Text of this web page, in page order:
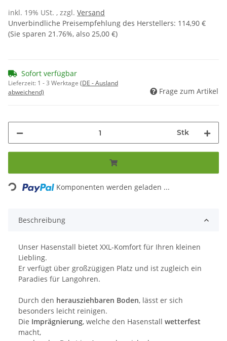
inkl. 19% USt. , zzgl. Versand
Unverbindliche Preisempfehlung des Herstellers: 114,90 €
(Sie sparen 21.76%, also 25,00 €)
Sofort verfügbar
Lieferzeit: 1 - 3 Werktage (DE - Ausland
abweichend)
Frage zum Artikel
Stk
Loading... Komponenten werden geladen ...
Beschreibung
Unser Hasenstall bietet XXL-Komfort für Ihren kleinen
Liebling.
Er verfügt über großzügigen Platz und ist zugleich ein
Paradies für Langohren.
Durch den herausziehbaren Boden, lässt er sich
besonders leicht reinigen.
Die Imprägnierung, welche den Hasenstall wetterfest
macht,